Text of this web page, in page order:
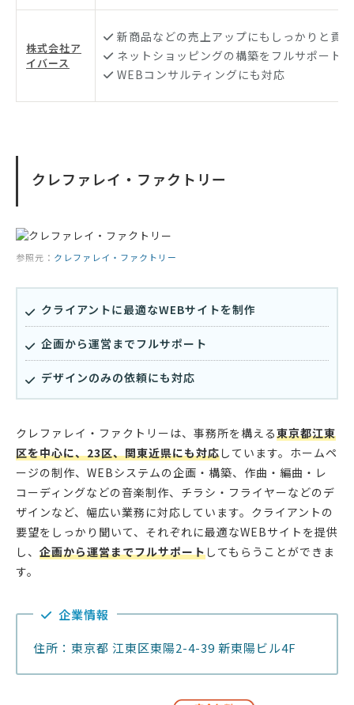
株式会社ア
イバース
新商品などの売上アップにもしっかりと貢献
ネットショッピングの構築をフルサポート
WEBコンサルティングにも対応
クレファレイ・ファクトリー
参照元： クレファレイ・ファクトリー
クライアントに最適なWEBサイトを制作
企画から運営までフルサポート
デザインのみの依頼にも対応
クレファレイ・ファクトリーは、事務所を構える東京都江東
区を中心に、23区、関東近県にも対応しています。ホームペ
ージの制作、WEBシステムの企画・構築、作曲・編曲・レ
コーディングなどの音楽制作、チラシ・フライヤーなどのデ
ザインなど、幅広い業務に対応しています。クライアントの
要望をしっかり聞いて、それぞれに最適なWEBサイトを提供
し、 企画から運営までフルサポートしてもらうことができま
す。
企業情報
住所：東京都 江東区東陽2-4-39 新東陽ビル4F